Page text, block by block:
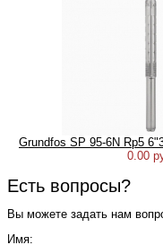
Grundfos SP 95-6N Rp5
0.00
Есть вопросы?
Вы можете задать нам
Имя: